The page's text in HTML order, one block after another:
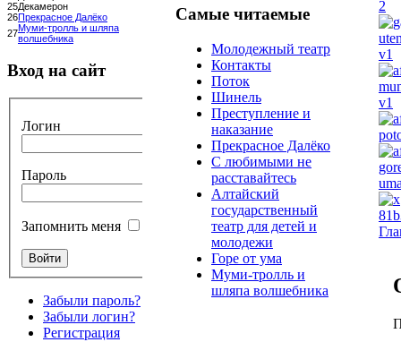
25Декамерон
26Прекрасное Далёко
27Муми-тролль и шляпа
волшебника
Вход на сайт
Логин
Пароль
Запомнить меня
Забыли пароль?
Забыли логин?
Регистрация
Самые читаемые
Молодежный театр
Контакты
Поток
Шинель
Преступление и
наказание
Прекрасное Далёко
С любимыми не
расставайтесь
Алтайский
государственный
театр для детей и
молодежи
Горе от ума
Муми-тролль и
шляпа волшебника